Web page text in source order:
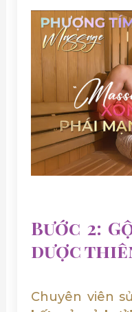
Bước 2:
dược
Chuyên viên